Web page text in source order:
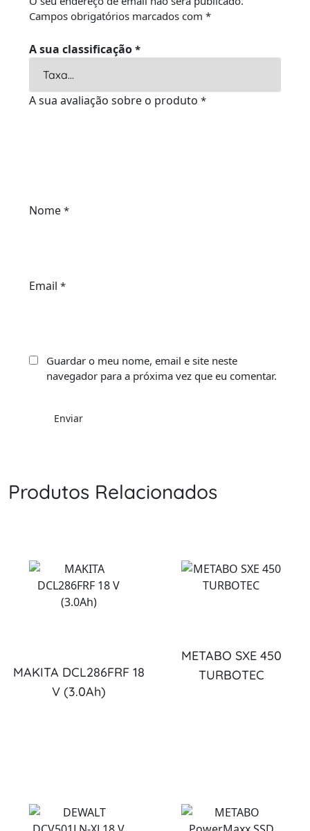
Campos obrigatórios marcados com *
A sua classificação *
A sua avaliação sobre o produto *
Nome *
Email *
Guardar o meu nome, email e site neste
navegador para a próxima vez que eu comentar.
Produtos Relacionados
MAKITA DCL286FRF 18
V (3.0Ah)
METABO SXE 450
TURBOTEC